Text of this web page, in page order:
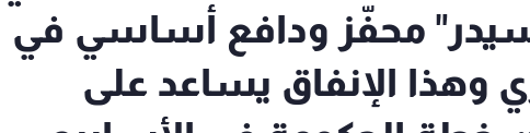
محفّز ودافع أساسي في
وهذا الإنفاق يساعد على